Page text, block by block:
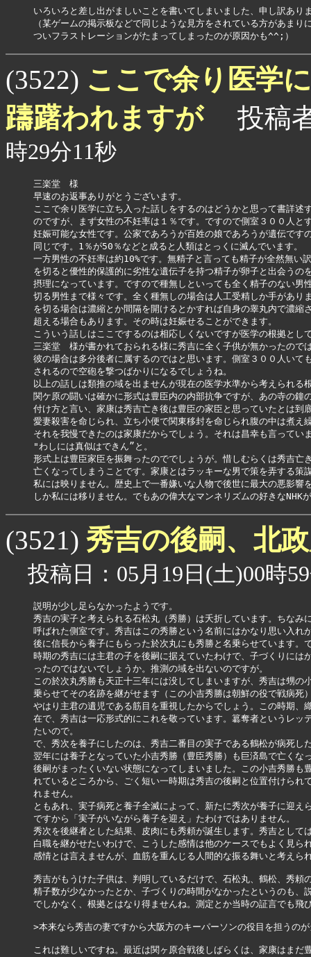
いろいろと差し出がましいことを書いてしまいました、申し訳あり
（某ゲームの掲示板などで同じような見方をされている方があまり
(3522) ここで余り医学
躊躇われますが
投稿
時29分11秒
三楽堂　様
早速のお返事ありがとうございます。
ここで余り医学に立ち入った話しをするのはどうかと思って書詳述
のですが、まず女性の不妊率は１％です。ですので側室３００人と
妊娠可能な女性です。公家であろうが百姓の娘であろうが遺伝です
同じです。1％が50％などと成ると人類はとっくに滅んでいます。
一方男性の不妊率は約10%です。無精子と言っても精子が全然無い
を切ると優性的保護的に劣性な遺伝子を持つ精子が卵子と出会うの
摂理になっています。ですので種無しといっても全く精子のない男
切る男性まで様々です。全く種無しの場合は人工受精しか手があり
を切る場合は濃縮とか間隔を開けるとかすれば自身の睾丸内で濃縮
超える場合もあります。その時は妊娠せることができます。
こういう話しはここでするのは相応しくないですが医学の根拠とし
三楽堂　様が書かれておられる様に秀吉に全く子供が無かったので
彼の場合は多分後者に属するのではと思います。側室３００人いて
されるので空砲を撃つばかりになるでしょうね。
以上の話しは類推の域を出ませんが現在の医学水準から考えられる
関ケ原の闘いは確かに形式は豊臣内の内部抗争ですが、あの寺の鐘
付け方と言い、家康は秀吉亡き後は豊臣の家臣と思っていたとは到
愛妻殺害を命じられ、立ち小便で関東移封を命じられ腹の中は煮え
それを我慢できたのは家康だからでしょう。それは昌幸も言ってい
"わしには真似はできん”と。
形式上は豊臣家臣を振舞ったのででしょうが。惜しむらくは秀吉亡
亡くなってしまうことです。家康とはラッキーな男で策を弄する策
私には映りません。歴史上で一番嫌いな人物で後世に最大の悪影響
しか私には移りません。でもあの偉大なマンネリズムの好きなNHK
(3521) 秀吉の後嗣、北
投稿日：05月19日(土)00時
説明が少し足らなかったようです。
秀吉の実子と考えられる石松丸（秀勝）は夭折しています。ちなみ
呼ばれた側室です。秀吉はこの秀勝という名前にはかなり思い入れ
後に信長から養子にもらった於次丸にも秀勝と名乗らせています。
時期の秀吉には主君の子を後嗣に据えていたわけで、子づくりには
ったのではないでしょうか。推測の域を出ないのですが。
この於次丸秀勝も天正十三年には没してしまいますが、秀吉は甥の
乗らせてその名跡を継がせます（この小吉秀勝は朝鮮の役で戦病死
やはり主君の遺児である筋目を重視したからでしょう。この時期、
在で、秀吉は一応形式的にこれを敬っています。簒奪者というレッ
たいので。
で、秀次を養子にしたのは、秀吉二番目の実子である鶴松が病死し
翌年には養子となっていた小吉秀勝（豊臣秀勝）も巨済島で亡くな
後嗣がまったくいない状態になってしまいました。この小吉秀勝も
れているところから、ごく短い一時期は秀吉の後嗣と位置付けられ
れません。
ともあれ、実子病死と養子全滅によって、新たに秀次が養子に迎え
ですから「実子がいながら養子を迎え」たわけではありません。
秀次を後継者とした結果、皮肉にも秀頼が誕生します。秀吉として
白職を継がせたいわけで、こうした感情は他のケースでもよく見ら
感情とは言えませんが、血筋を重んじる人間的な振る舞いと考えら
秀吉がもうけた子供は、判明しているだけで、石松丸、鶴松、秀頼
精子数が少なかったとか、子づくりの時間がなかったというのも、
でしかなく、根拠とはなり得ませんね。測定とか当時の証言でも飛
>本来なら秀吉の妻ですから大阪方のキーパーソンの役目を担うの
これは難しいですね。最近は関ヶ原合戦後しばらくは、家康はまだ